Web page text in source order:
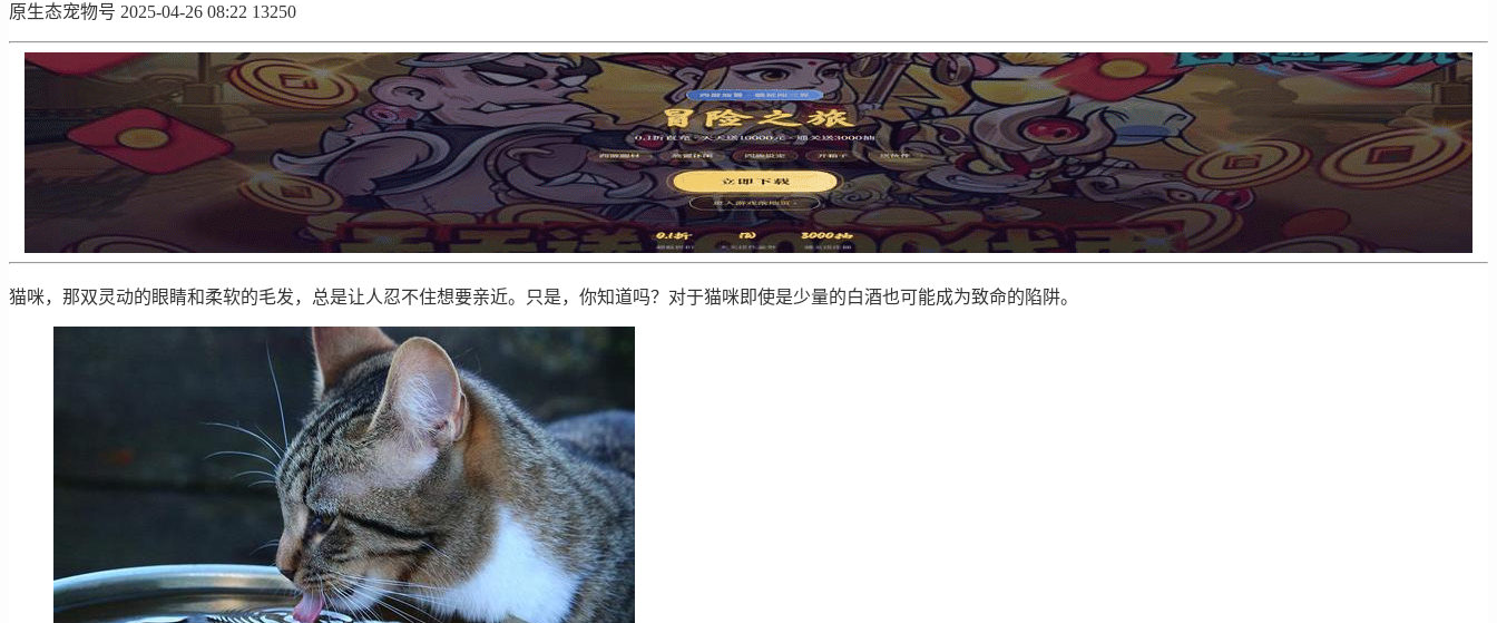
原生态宠物号 2025-04-26 08:22 13250
猫咪，那双灵动的眼睛和柔软的毛发，总是让人忍不住想要亲近。只是，你知道吗？对于猫咪即使是少量的白酒也可能成为致命的陷阱。